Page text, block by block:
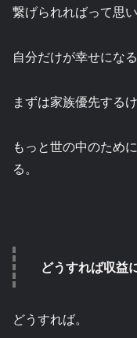
繋げられればって思い
自分だけが幸せにな
まずは家族優先する
もっと世の中のため
る。
どうすれば収益
どうすれば。